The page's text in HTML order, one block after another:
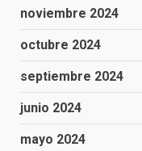
noviembre 2024
octubre 2024
septiembre 2024
junio 2024
mayo 2024